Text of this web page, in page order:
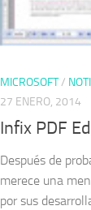
MICROSOFT/
27 ENERO, 2014
Infix PDF
Después de
merece una
por sus